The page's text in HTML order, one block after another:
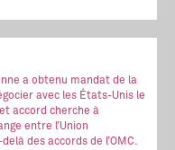
a obtenu mandat de la
avec les États-Unis le
accord cherche à
entre l’Union
des accords de l’OMC.